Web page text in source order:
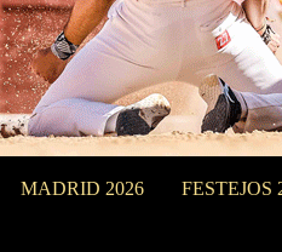
MADRID 2026 FESTEJOS